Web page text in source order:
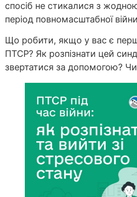
спосіб не стикалися з
період повномасштабної
Що робити, якщо у вас є
ПТСР? Як розпізнати цей
звертатися за допомогою?